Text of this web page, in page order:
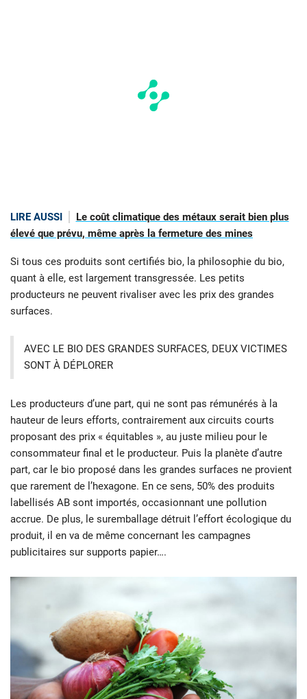
LIRE AUSSI
Le coût climatique des métaux serait bien plus
élevé que prévu, même après la fermeture des mines
Si tous ces produits sont certifiés bio, la philosophie du bio,
quant à elle, est largement transgressée. Les petits
producteurs ne peuvent rivaliser avec les prix des grandes
surfaces.
AVEC LE BIO DES GRANDES SURFACES, DEUX VICTIMES
SONT À DÉPLORER
Les producteurs d’une part, qui ne sont pas rémunérés à la
hauteur de leurs efforts, contrairement aux circuits courts
proposant des prix « équitables », au juste milieu pour le
consommateur final et le producteur. Puis la planète d’autre
part, car le bio proposé dans les grandes surfaces ne provient
que rarement de l’hexagone. En ce sens, 50% des produits
labellisés AB sont importés, occasionnant une pollution
accrue. De plus, le suremballage détruit l’effort écologique du
produit, il en va de même concernant les campagnes
publicitaires sur supports papier….